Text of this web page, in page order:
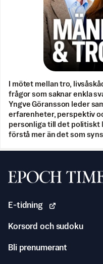
I mötet mellan tro,
frågor som saknar enkla
Yngve Göransson leder
erfarenheter, perspektiv
personliga till det politiskt
förstå mer än det som
Svenska Epoch
E-tidning
Korsord och sudoku
Bli prenumerant